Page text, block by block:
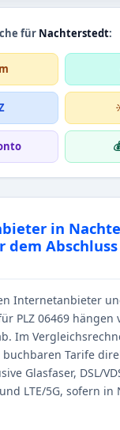
für Nachterstedt:
in
dem
Internetanbieter
PLZ 06469 hängen
Im
buchbaren Tarife
Glasfaser, DSL/
LTE/5G, sofern in